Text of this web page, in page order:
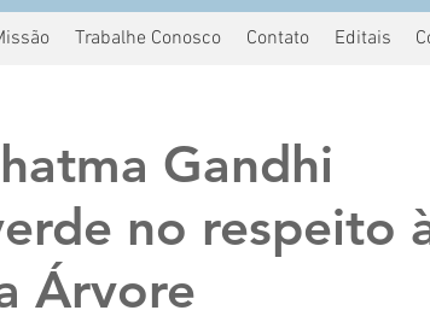
Trabalhe Conosco Contato Editais
Gandhi
no respeito
Árvore